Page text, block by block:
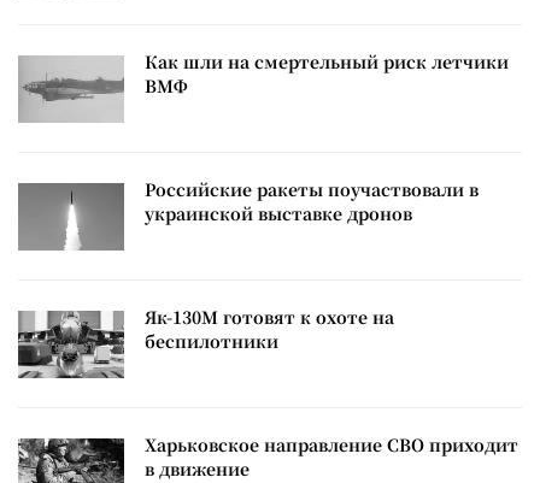
Как шли на смертельный риск летчики
ВМФ
Российские ракеты поучаствовали в
украинской выставке дронов
Як-130М готовят к охоте на
беспилотники
Харьковское направление СВО приходит
в движение